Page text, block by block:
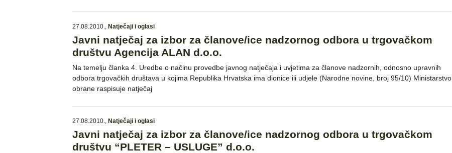
27.08.2010. Natječaji i oglasi
Javni natječaj za izbor za članove/ice nadzornog odbora u trgovačkom
društvu Agencija ALAN d.o.o.
Na temelju članka 4. Uredbe o načinu provedbe javnog natječaja i uvjetima za članove nadzornih, odnosno upravnih
odbora trgovačkih društava u kojima Republika Hrvatska ima dionice ili udjele (Narodne novine, broj 95/10) Ministarstvo
obrane raspisuje natječaj
27.08.2010. Natječaji i oglasi
Javni natječaj za izbor za članove/ice nadzornog odbora u trgovačkom
društvu “PLETER – USLUGE” d.o.o.